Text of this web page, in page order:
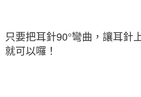
只要把耳針90°彎曲，讓耳針
就可以囉！